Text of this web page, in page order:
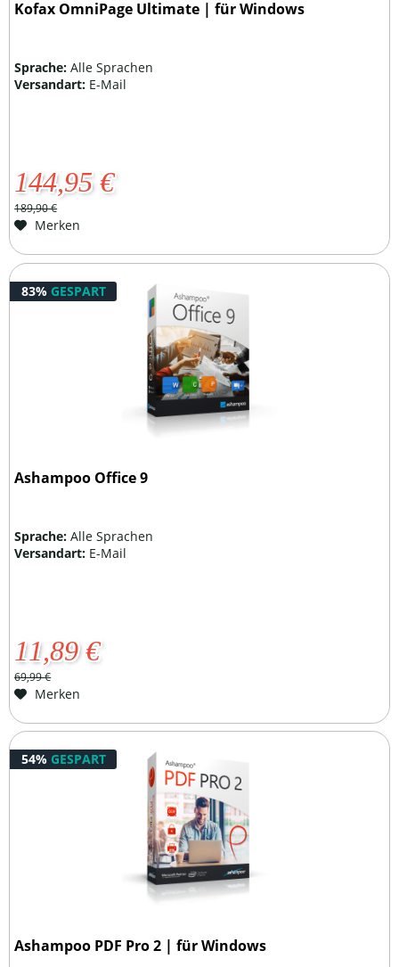
Kofax OmniPage Ultimate | für Windows
Sprache:Alle Sprachen
Versandart: E-Mail
144,95 €
189,90 €
Merken
83% GESPART
Ashampoo Office 9
Sprache:Alle Sprachen
Versandart: E-Mail
11,89 €
69,99 €
Merken
54% GESPART
Ashampoo PDF Pro 2 | für Windows